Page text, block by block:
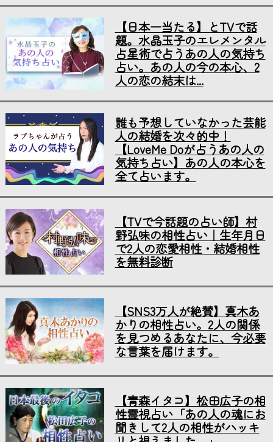
【日本一当たる】とTVで話
題。水晶玉子のエレメンタル
占星術で占うあの人の気持ち
占い。あの人の今の本心、2
人の恋の結末は...
誰も予想していなかった芸能
人の結婚を次々的中！
【LoveMe Doが占うあの人の
気持ち占い】あの人の本心を
全て占います。
【TVで今話題の占い師】村
野弘味の相性占い｜生年月日
で2人の恋愛相性・結婚相性
を無料診断
【SNS3万人が絶賛】真木あ
かりの相性占い。2人の関係
を見つめるあなたに、今必要
な言葉を届けます。
【青森イタコ】松田広子の相
性霊視占い「あの人の魂にお
聞きして2人の相性がハッキ